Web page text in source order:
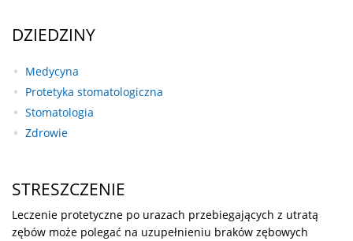
DZIEDZINY
Medycyna
Protetyka stomatologiczna
Stomatologia
Zdrowie
STRESZCZENIE
Leczenie protetyczne po urazach przebiegających z utratą
zębów może polegać na uzupełnieniu braków zębowych